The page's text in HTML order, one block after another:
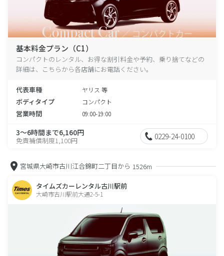
基本料金プラン（C1）
コンパクトのレンタル、お得な割引料金や予約、乗り捨てなどの
詳細は、こちらから各店舗にお電話ください。
代表車種 ヤリス 等
ボディタイプ コンパクト
営業時間 09:00-19:00
3～6時間まで6,160円
免責補償制度1,100円 0229-24-0100
宮城県大崎市古川江合錦町二丁目から 1526m
タイムズカーレンタル古川駅前
大崎市古川駅前大通2-5-1